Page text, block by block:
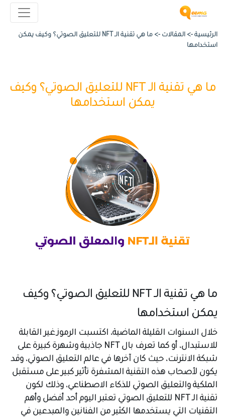
الرئيسية -> المقالات ->
ما هي تقنية الـ NFT للتعليق الصوتي؟ وكيف يمكن
استخدامها
ما هي تقنية الـ NFT للتعليق الصوتي؟ وكيف
يمكن استخدامها
ما هي تقنية الـ NFT للتعليق الصوتي؟ وكيف
يمكن استخدامها
خلال السنوات القليلة الماضية، اكتسبت الرموز غير القابلة
للاستبدال، أو كما تعرف بال NFT جاذبية وشهرة كبيرة على
شبكة الانترنت، حيث كان آخرها في عالم التعليق الصوتي، وقد
يكون لأصحاب هذه التقنية المشفرة تأثير كبير على مستقبل
الملكية والتعليق الصوتي للذكاء الاصطناعي، وذلك لكون
تقنية الـ NFT للتعليق الصوتي تعتبر اليوم أحد أفضل وأهم
التقنيات التي يستخدمها الكثير من الفنانين والمبدعين في